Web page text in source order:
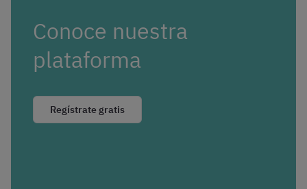
Conoce nuestra
plataforma
Regístrate gratis